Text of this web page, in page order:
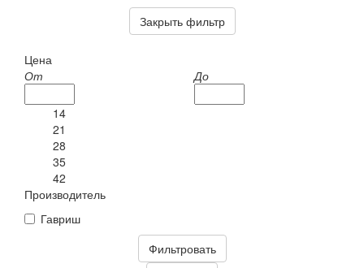
Закрыть фильтр
Цена
От
До
14
21
28
35
42
Производитель
Гавриш